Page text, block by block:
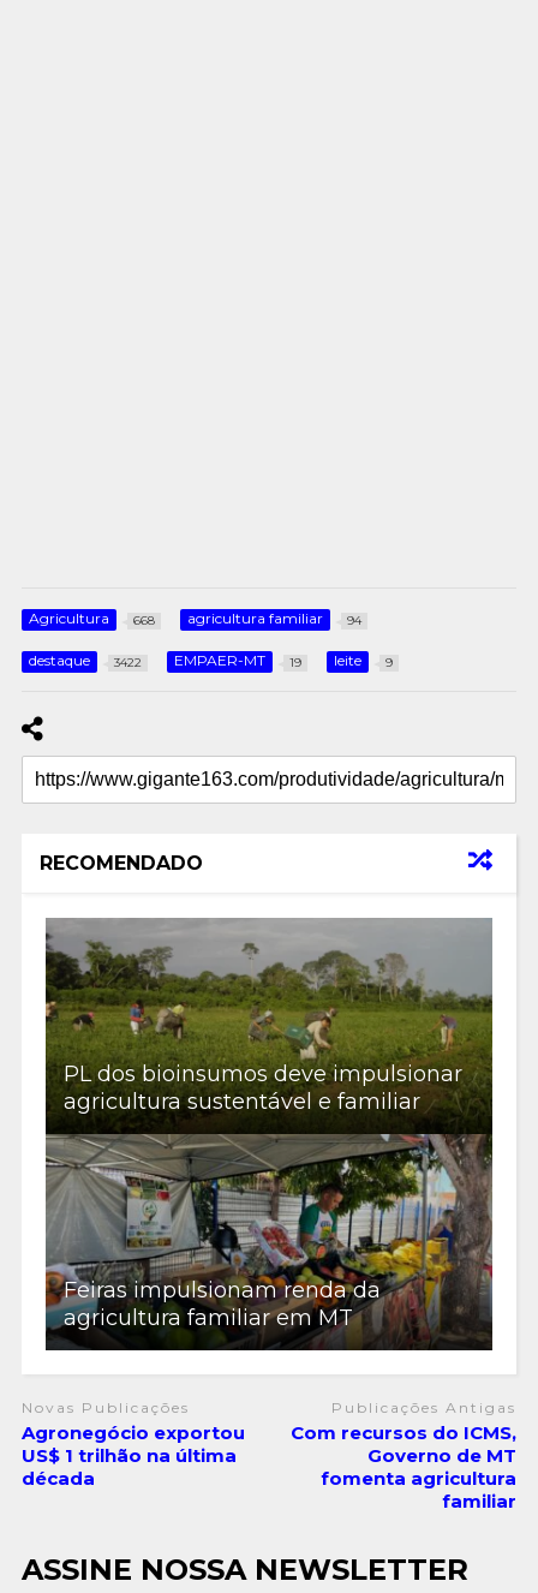
Agricultura 668 agricultura familiar 94
destaque 3422 EMPAER-MT 19 leite 9
RECOMENDADO
PL dos bioinsumos deve impulsionar
agricultura sustentável e familiar
Feiras impulsionam renda da
agricultura familiar em MT
Novas Publicações
Agronegócio exportou
US$ 1 trilhão na última
década
Publicações Antigas
Com recursos do ICMS,
Governo de MT
fomenta agricultura
familiar
ASSINE NOSSA NEWSLETTER